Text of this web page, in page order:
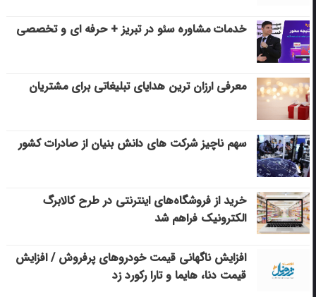
خدمات مشاوره سئو در تبریز + حرفه ای و تخصصی
معرفی ارزان ترین هدایای تبلیغاتی برای مشتریان
سهم ناچیز شرکت های دانش بنیان از صادرات کشور
خرید از فروشگاه‌های اینترنتی در طرح کالابرگ
الکترونیک فراهم شد
افزایش ناگهانی قیمت خودروهای پرفروش / افزایش
قیمت دنا، هایما و تارا رکورد زد